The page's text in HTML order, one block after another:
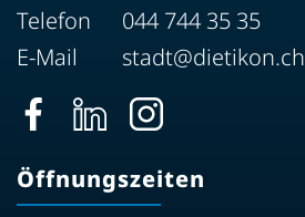
Telefon
044 744 35 35
E-Mail
stadt@dietikon.ch
Öffnungszeiten